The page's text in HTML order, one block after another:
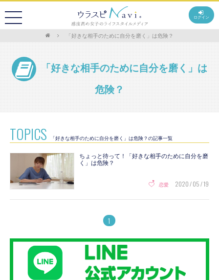
ログイン
「好きな相手のために自分を磨く」は危険？
「好きな相手のために自分を磨く」は
危険？
TOPICS 「好きな相手のために自分を磨く」は危険？の記事一覧
ちょっと待って！「好きな相手のために自分を磨
く」は危険？
恋愛 2020 / 05 / 19
1